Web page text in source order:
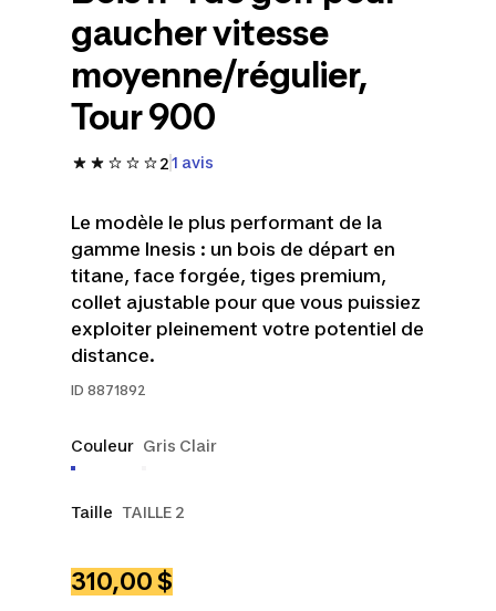
gaucher vitesse
moyenne/régulier,
Tour 900
21 avis
Le modèle le plus performant de la
gamme Inesis : un bois de départ en
titane, face forgée, tiges premium,
collet ajustable pour que vous puissiez
exploiter pleinement votre potentiel de
distance.
ID 8871892
Couleur Gris Clair
Taille TAILLE 2
310,00 $